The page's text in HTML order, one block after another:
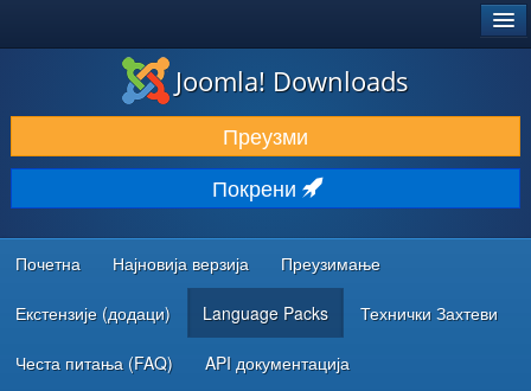
ПРЕУЗИМАЊЕ И ПРОШИРЕЊА (ЕКСТЕНЗИЈЕ)
ОТКРИЈТЕ И НАУЧИТЕ
ЗАЈЕДНИЦА И ПОДРШКА
РЕСУРСИ ЗА РАЗВОЈ
Joomla! Downloads
Преузми
Покрени
Почетна Најновија верзија Преузимање
Екстензије (додаци) Language Packs Технички Захтеви
Честа питања (FAQ) API документација